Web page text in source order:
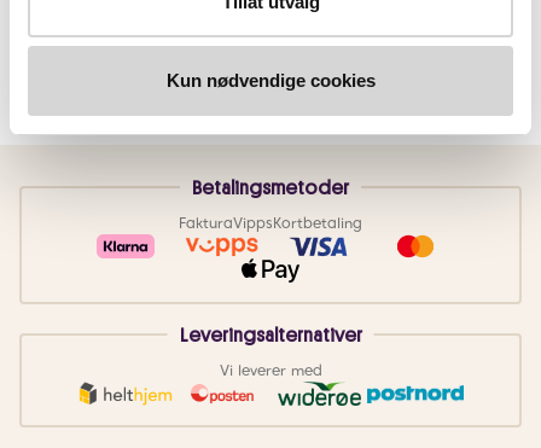
Kun nødvendige cookies
Betalingsmetoder
FakturaVippsKortbetaling
Leveringsalternativer
Vi leverer med